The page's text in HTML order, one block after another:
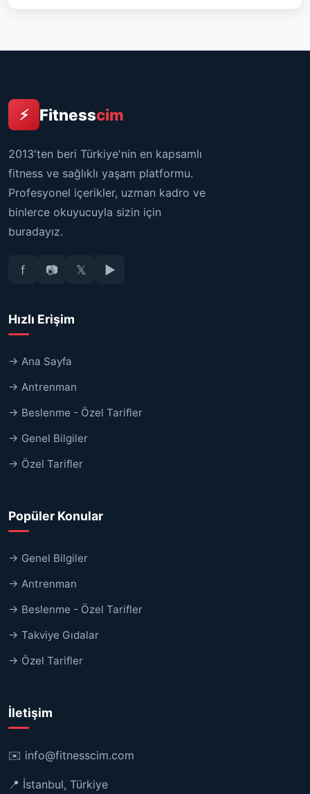
⚡ Fitnesscim
2013'ten beri Türkiye'nin en kapsamlı
fitness ve sağlıklı yaşam platformu.
Profesyonel içerikler, uzman kadro ve
binlerce okuyucuyla sizin için
buradayız.
f 📷 𝕏 ▶
Hızlı Erişim
→ Ana Sayfa
→ Antrenman
→ Beslenme - Özel Tarifler
→ Genel Bilgiler
→ Özel Tarifler
Popüler Konular
→ Genel Bilgiler
→ Antrenman
→ Beslenme - Özel Tarifler
→ Takviye Gıdalar
→ Özel Tarifler
İletişim
✉️ info@fitnesscim.com
📍 İstanbul, Türkiye